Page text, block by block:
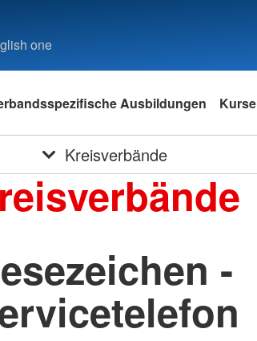
one
Ausbildungen Kurse
Kreisverbände
-